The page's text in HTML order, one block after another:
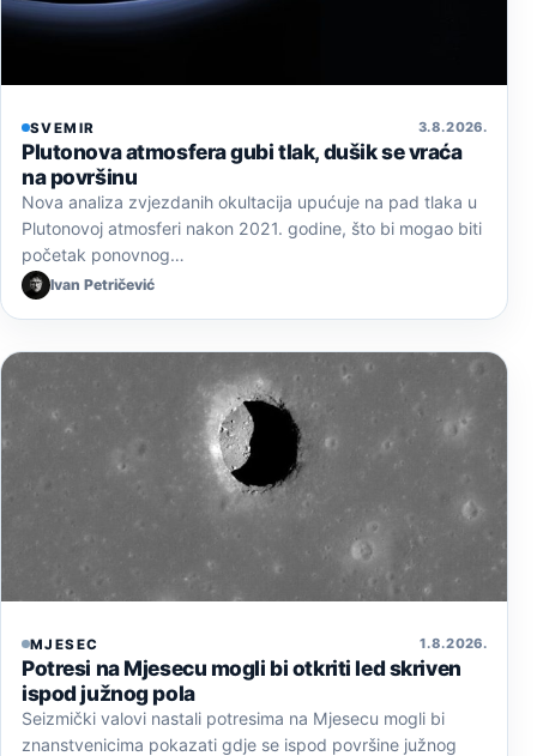
SVEMIR 3. 8. 2026.
Plutonova atmosfera gubi tlak, dušik se vraća
na površinu
Nova analiza zvjezdanih okultacija upućuje na pad tlaka u
Plutonovoj atmosferi nakon 2021. godine, što bi mogao biti
početak ponovnog…
Ivan Petričević
MJESEC 1. 8. 2026.
Potresi na Mjesecu mogli bi otkriti led skriven
ispod južnog pola
Seizmički valovi nastali potresima na Mjesecu mogli bi
znanstvenicima pokazati gdje se ispod površine južnog